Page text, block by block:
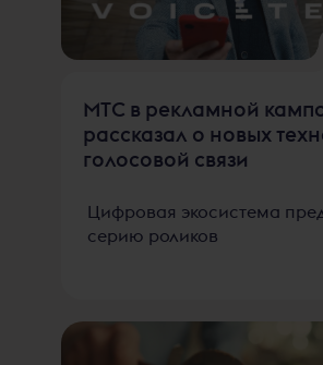
МТС в рекламной
рассказал о новых
голосовой связи
Цифровая экосистема
серию роликов